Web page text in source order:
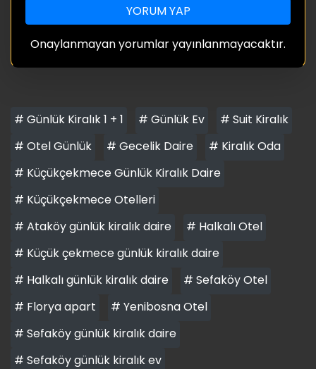
YORUM YAP
Onaylanmayan yorumlar yayınlanmayacaktır.
# Günlük Kiralık 1 + 1 # Günlük Ev
# Suit Kiralık
# Otel Günlük
# Gecelik Daire
# Kiralık Oda
# Küçükçekmece Günlük Kiralık Daire
# Küçükçekmece Otelleri
# Ataköy günlük kiralık daire
# Halkalı Otel
# Küçük çekmece günlük kiralık daire
# Halkalı günlük kiralık daire
# Sefaköy Otel
# Florya apart
# Yenibosna Otel
# Sefaköy günlük kiralık daire
# Sefaköy günlük kiralık ev